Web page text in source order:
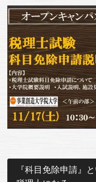
『科目免除申請』